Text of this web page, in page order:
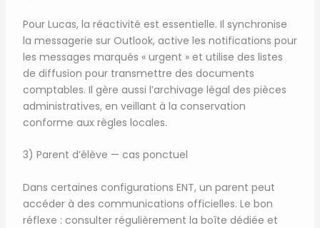
Pour Lucas, la réactivité est essentielle. Il synchronise
la messagerie sur Outlook, active les notifications pour
les messages marqués « urgent » et utilise des listes
de diffusion pour transmettre des documents
comptables. Il gère aussi l’archivage légal des pièces
administratives, en veillant à la conservation
conforme aux règles locales.
3) Parent d’élève — cas ponctuel
Dans certaines configurations ENT, un parent peut
accéder à des communications officielles. Le bon
réflexe : consulter régulièrement la boîte dédiée et